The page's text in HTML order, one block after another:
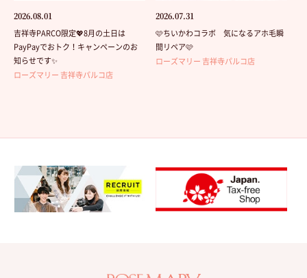
2026.08.01
吉祥寺PARCO限定💖8月の土日は
PayPayでおトク！キャンペーンのお
知らせです✨
ローズマリー 吉祥寺パルコ店
2026.07.31
🩷ちいかわコラボ 気になるアホ毛瞬
間リペア🩷
ローズマリー 吉祥寺パルコ店